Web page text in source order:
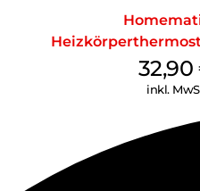
32,90
inkl.